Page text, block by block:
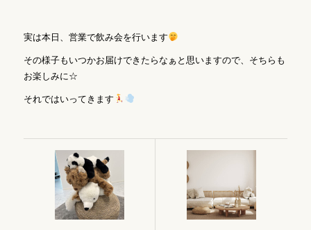
実は本日、営業で飲み会を行います
その様子もいつかお届けできたらなぁと思いますので、そちらも
お楽しみに☆
それではいってきます